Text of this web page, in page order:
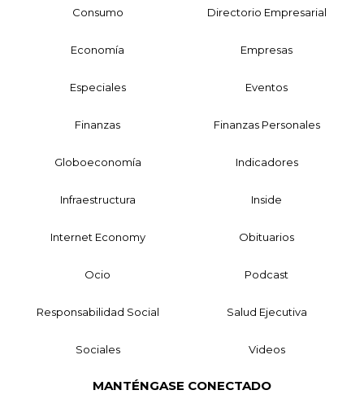
Consumo Directorio Empresarial
Economía Empresas
Especiales Eventos
Finanzas Finanzas Personales
Globoeconomía Indicadores
Infraestructura Inside
Internet Economy Obituarios
Ocio Podcast
Responsabilidad Social Salud Ejecutiva
Sociales Videos
MANTÉNGASE CONECTADO